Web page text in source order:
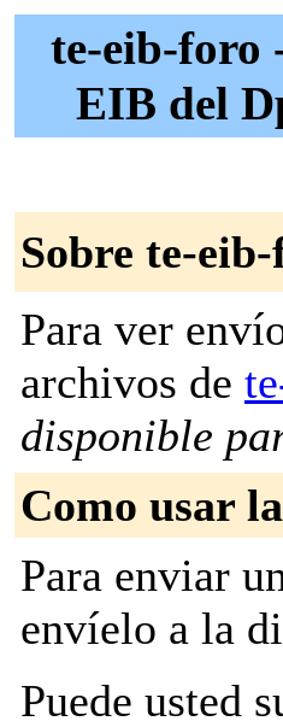
te-eib-foro
EIB del
Sobre te-
Para ver
archivos de
disponible
Como usar
Para enviar
envíelo a la
Puede usted